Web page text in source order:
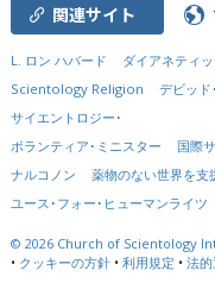
関連サイト
L. ロン ハバード ダイアネティ
Scientology Religion
デビッド
サイエントロジー･
ボランティア･ミニスター
国際
ナルコノン
薬物のない世界を支
ユース･フォー･ヒューマンライツ
© 2026 Church of Scientology
• クッキーの方針 • 利用規定 • 法